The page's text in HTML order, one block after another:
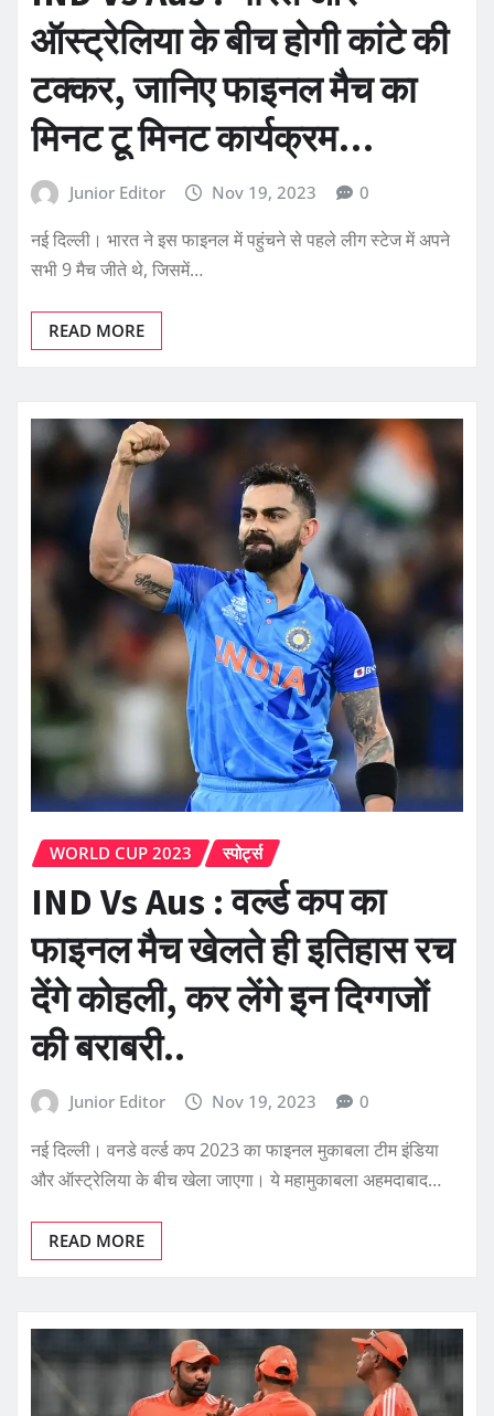
ऑस्ट्रेलिया के बीच होगी कांटे की
टक्कर, जानिए फाइनल मैच का
मिनट टू मिनट कार्यक्रम…
Junior Editor Nov 19, 2023 0
नई दिल्ली। भारत ने इस फाइनल में पहुंचने से पहले लीग स्टेज में अपने
सभी 9 मैच जीते थे, जिसमें…
READ MORE
WORLD CUP 2023 स्पोर्ट्स
IND Vs Aus : वर्ल्ड कप का
फाइनल मैच खेलते ही इतिहास रच
देंगे कोहली, कर लेंगे इन दिग्गजों
की बराबरी..
Junior Editor Nov 19, 2023 0
नई दिल्ली। वनडे वर्ल्ड कप 2023 का फाइनल मुकाबला टीम इंडिया
और ऑस्ट्रेलिया के बीच खेला जाएगा। ये महामुकाबला अहमदाबाद…
READ MORE